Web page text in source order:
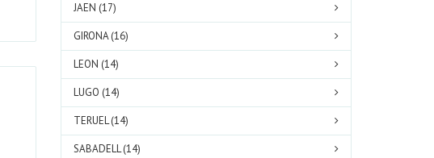
JAEN (17)
GIRONA (16)
LEON (14)
LUGO (14)
TERUEL (14)
SABADELL (14)